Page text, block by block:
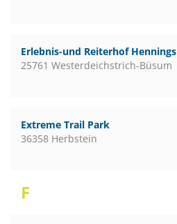
Erlebnis-und Reiterhof Hennings
25761 Westerdeichstrich-Büsum
Extreme Trail Park
36358 Herbstein
F